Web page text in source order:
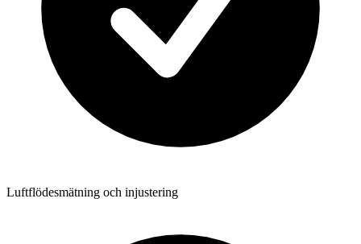
Luftflödesmätning och injustering